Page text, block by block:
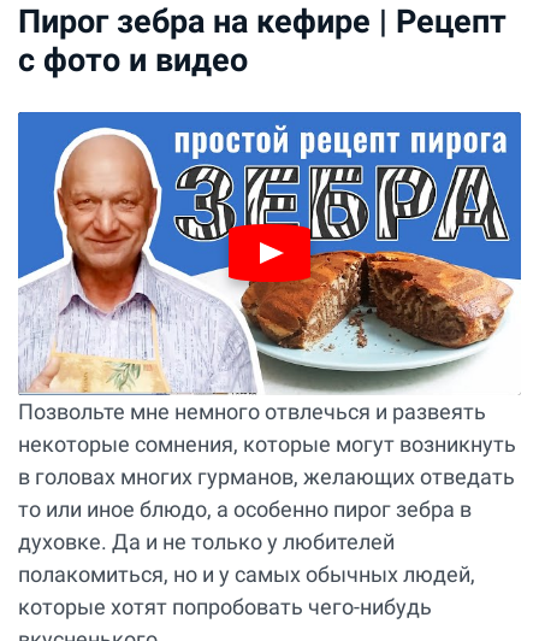
Пирог зебра на кефире | Рецепт
с фото и видео
Позвольте мне немного отвлечься и развеять
некоторые сомнения, которые могут возникнуть
в головах многих гурманов, желающих отведать
то или иное блюдо, а особенно пирог зебра в
духовке. Да и не только у любителей
полакомиться, но и у самых обычных людей,
которые хотят попробовать чего-нибудь